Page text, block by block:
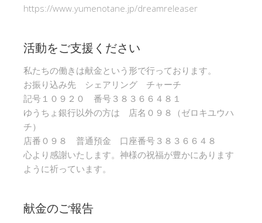
https://www.yumenotane.jp/dreamreleaser
活動をご支援ください
私たちの働きは献金という形で行っております。
お振り込み先 シェアリング チャーチ
記号１０９２０ 番号３８３６６４８１
ゆうちょ銀行以外の方は 店名０９８（ゼロキユウハ
チ）
店番０９８ 普通預金 口座番号３８３６６４８
心より感謝いたします。神様の祝福が豊かにあります
ように祈っています。
献金のご報告